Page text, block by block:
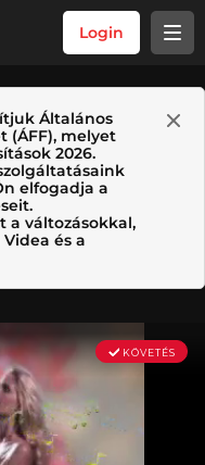
Login
Általános
(ÁFF), melyet
2026.
elfogadja a
a változásokkal,
és a